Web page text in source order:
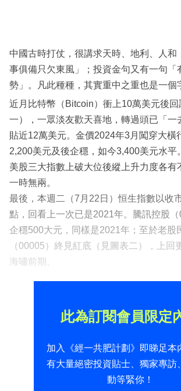
區
中國古時打仗，很講求天時、地利、人和
事俱備只欠東風」；投資金句又有一句「
勢」。凡此種種，其實重中之重也是一
近月比特幣（Bitcoin）衝上10萬美元後回
一），一眾淡友歡天喜地，轉過頭已「一
貼近12萬美元。金價2024年3月闖穿大橫
2,200美元及後企穩，如今3,400美元水平。
美股三大指數上破大位後縱上升力度各有
一時無兩。
最後，本週二（7月22日）恒生指數以收
點，回看上一次已是2021年。騰訊控股
企穩500大元，同樣是2021年；至於老股
（00005）終見紅底（見圖表二），上回
海嘯前期。
此為訂閱會員限定
加入《經一共肥計劃》即睇足本
有大量絕密投資貼士、獨家專訪
動等緊你！